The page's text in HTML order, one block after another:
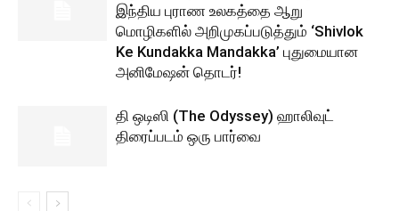
இந்திய புராண உலகத்தை ஆறு
மொழிகளில் அறிமுகப்படுத்தும் ‘Shivlok
Ke Kundakka Mandakka’ புதுமையான
அனிமேஷன் தொடர்!
தி ஒடிஸி (The Odyssey) ஹாலிவுட்
திரைப்படம் ஒரு பார்வை